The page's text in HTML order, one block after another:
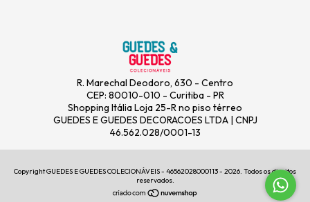
R. Marechal Deodoro, 630 - Centro
CEP: 80010-010 - Curitiba - PR
Shopping Itália Loja 25-R no piso térreo
GUEDES E GUEDES DECORACOES LTDA | CNPJ
46.562.028/0001-13
Copyright GUEDES E GUEDES COLECIONÁVEIS - 46562028000113 - 2026. Todos os direitos
reservados.